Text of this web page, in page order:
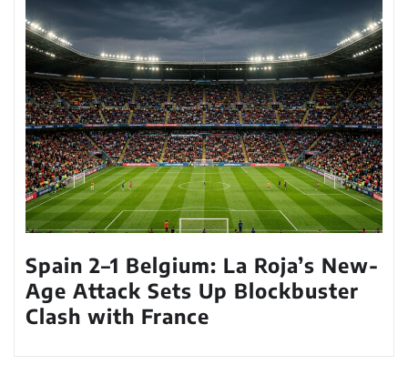
Spain 2–1 Belgium: La Roja’s New-
Age Attack Sets Up Blockbuster
Clash with France